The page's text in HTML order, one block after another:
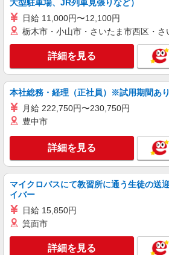
給(規定有) ゜・。○。・
紹介予定派遣
株式会社シエロ
人気機種に詳しくなれ
【softbank】
時給1400円〜1450
残業代支給 ★交通費別途
+゜・。○。・゜+゜・。
万円支給(規定有) お友達を紹介頂くと, インセンテ
有）★ ゜・。○。・゜+
鹿児島県鹿児島市の
キープ
紹介予定派遣
株式会社シエロ
【au】人気機種に詳
未経験：1250円〜
支給 ★交通費別途支給（規定あ
○。・゜+゜・。○。・
゜・。○。・゜+゜・。○
鹿児島県鹿児島市の
大型駐車場、JR列車見張りなど）
日給 11,000円〜12,100円
栃木市・小山市・さいたま市西区・
詳細を見る
本社総務・経理（正社員）※試用期間あり
月給 222,750円〜230,750円
豊中市
詳細を見る
マイクロバスにて教習所に通う生徒の送
イバー
日給 15,850円
箕面市
詳細を見る